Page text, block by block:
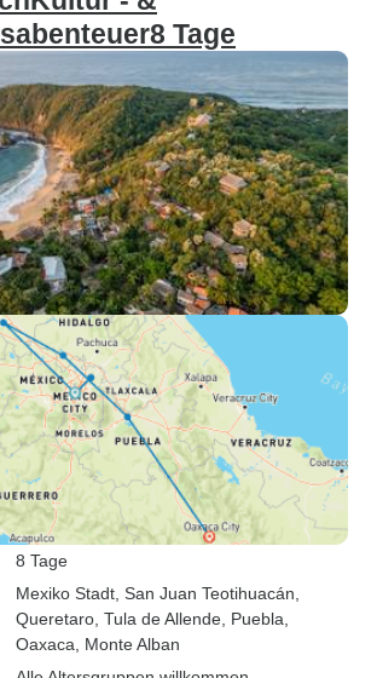
Tage
8 Tage
Mexiko Stadt , San Juan Teotihuacán
Queretaro , Tula de Allende , Puebla
Oaxaca , Monte Alban